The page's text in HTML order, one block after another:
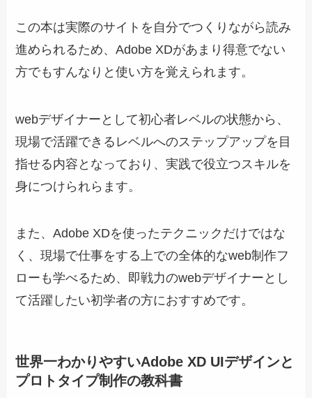
この本は実際のサイトを自分でつくりながら読み
進められるため、Adobe XDがあまり得意でない
方でもすんなりと使い方を覚えられます。
webデザイナーとして初心者レベルの状態から、
現場で活躍できるレベルへのステップアップを目
指せる内容となっており、実践で役立つスキルを
身につけられらます。
また、Adobe XDを使ったテクニックだけではな
く、現場で仕事をする上での全体的なweb制作フ
ローも学べるため、即戦力のwebデザイナーとし
て活躍したい初学者の方におすすめです。
世界一わかりやすいAdobe XD UIデザインと
プロトタイプ制作の教科書